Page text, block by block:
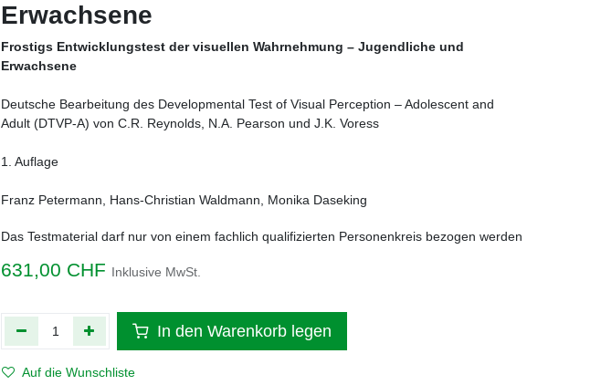
Erwachsene
Frostigs Entwicklungstest der visuellen Wahrnehmung – Jugendliche und
Erwachsene
Deutsche Bearbeitung des Developmental Test of Visual Perception – Adolescent and
Adult (DTVP-A) von C.R. Reynolds, N.A. Pearson und J.K. Voress
1. Auflage
Franz Petermann, Hans-Christian Waldmann, Monika Daseking
Das Testmaterial darf nur von einem fachlich qualifizierten Personenkreis bezogen werden
631,00 CHF Inklusive MwSt.
In den Warenkorb legen
Auf die Wunschliste